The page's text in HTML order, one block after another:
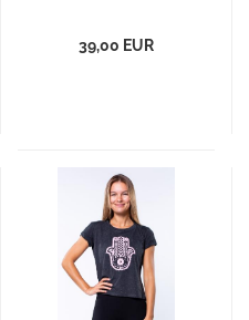
39,00 EUR